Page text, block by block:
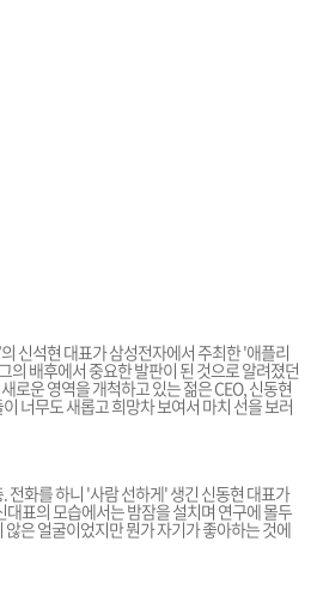
신석현 대표가 삼성전자에서 주최한 '애플리
의 배후에서 중요한 발판이 된 것으로 알려졌던
로운 영역을 개척하고 있는 젊은 CEO, 신동현
너무도 새롭고 희망차 보여서 마치 선을 보러
화를 하니 '사람 선하게' 생긴 신동현 대표가
표의 모습에서는 밤잠을 설치며 연구에 몰두
은 얼굴이었지만 뭔가 자기가 좋아하는 것에